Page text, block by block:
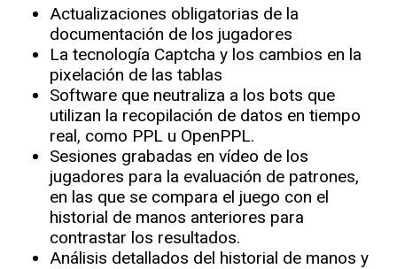
Actualizaciones obligatorias de la
documentación de los jugadores
La tecnología Captcha y los cambios en la
pixelación de las tablas
Software que neutraliza a los bots que
utilizan la recopilación de datos en tiempo
real, como PPL u OpenPPL.
Sesiones grabadas en vídeo de los
jugadores para la evaluación de patrones,
en las que se compara el juego con el
historial de manos anteriores para
contrastar los resultados.
Análisis detallados del historial de manos y